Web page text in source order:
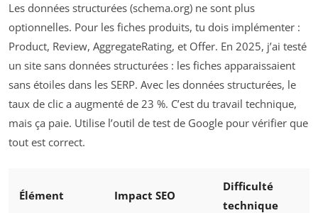
Les données structurées (schema.org) ne sont plus
optionnelles. Pour les fiches produits, tu dois implémenter :
Product, Review, AggregateRating, et Offer. En 2025, j’ai testé
un site sans données structurées : les fiches apparaissaient
sans étoiles dans les SERP. Avec les données structurées, le
taux de clic a augmenté de 23 %. C’est du travail technique,
mais ça paie. Utilise l’outil de test de Google pour vérifier que
tout est correct.
Élément Impact SEO
Difficulté
technique